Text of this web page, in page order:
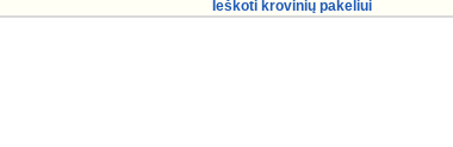
Ieškoti krovinių pakeliui